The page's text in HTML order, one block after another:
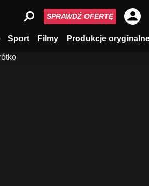
Sport Filmy Produkcje
SPRAWDŹ OFERTĘ